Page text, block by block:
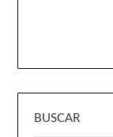
BUSCAR